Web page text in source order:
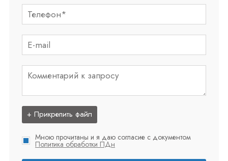
+ Прикрепить файл
Мною прочитаны и я даю согласие с документом
Политика обработки ПДн